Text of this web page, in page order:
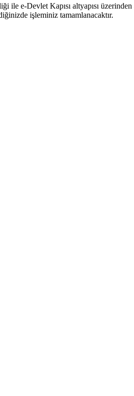
ile e-Devlet Kapısı altyapısı üzerinden
işleminiz tamamlanacaktır.